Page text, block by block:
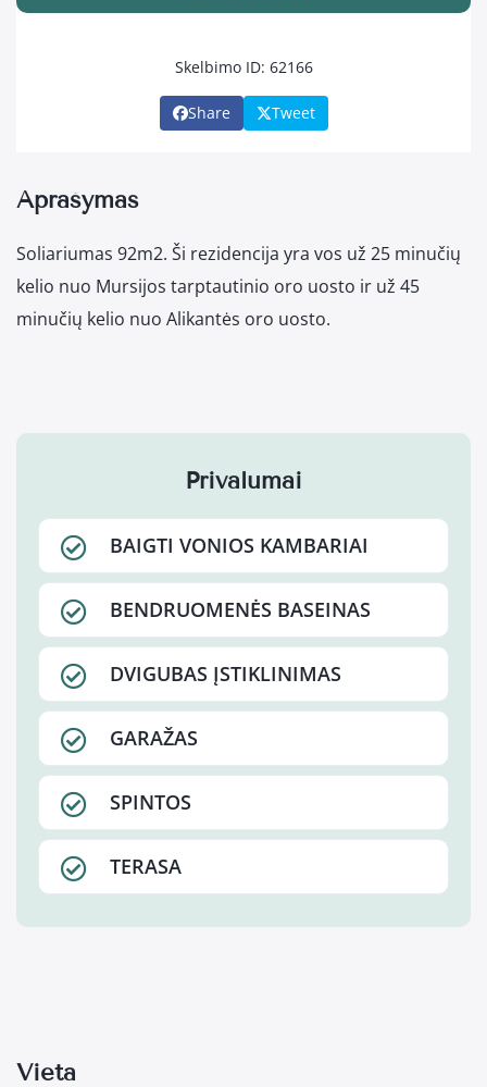
Skelbimo ID: 62166
Share Tweet
Aprašymas
Soliariumas 92m2. Ši rezidencija yra vos už 25 minučių
kelio nuo Mursijos tarptautinio oro uosto ir už 45
minučių kelio nuo Alikantės oro uosto.
Privalumai
BAIGTI VONIOS KAMBARIAI
BENDRUOMENĖS BASEINAS
DVIGUBAS ĮSTIKLINIMAS
GARAŽAS
SPINTOS
TERASA
Vieta